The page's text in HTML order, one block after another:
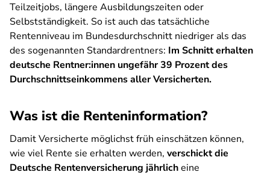
Teilzeitjobs, längere Ausbildungszeiten oder
Selbstständigkeit. So ist auch das tatsächliche
Rentenniveau im Bundesdurchschnitt niedriger als das
des sogenannten Standardrentners: Im Schnitt erhalten
deutsche Rentner:innen ungefähr 39 Prozent des
Durchschnittseinkommens aller Versicherten.
Was ist die Renteninformation?
Damit Versicherte möglichst früh einschätzen können,
wie viel Rente sie erhalten werden, verschickt die
Deutsche Rentenversicherung jährlicheine